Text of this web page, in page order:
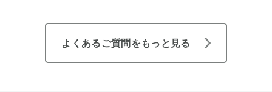
よくあるご質問をもっと見る